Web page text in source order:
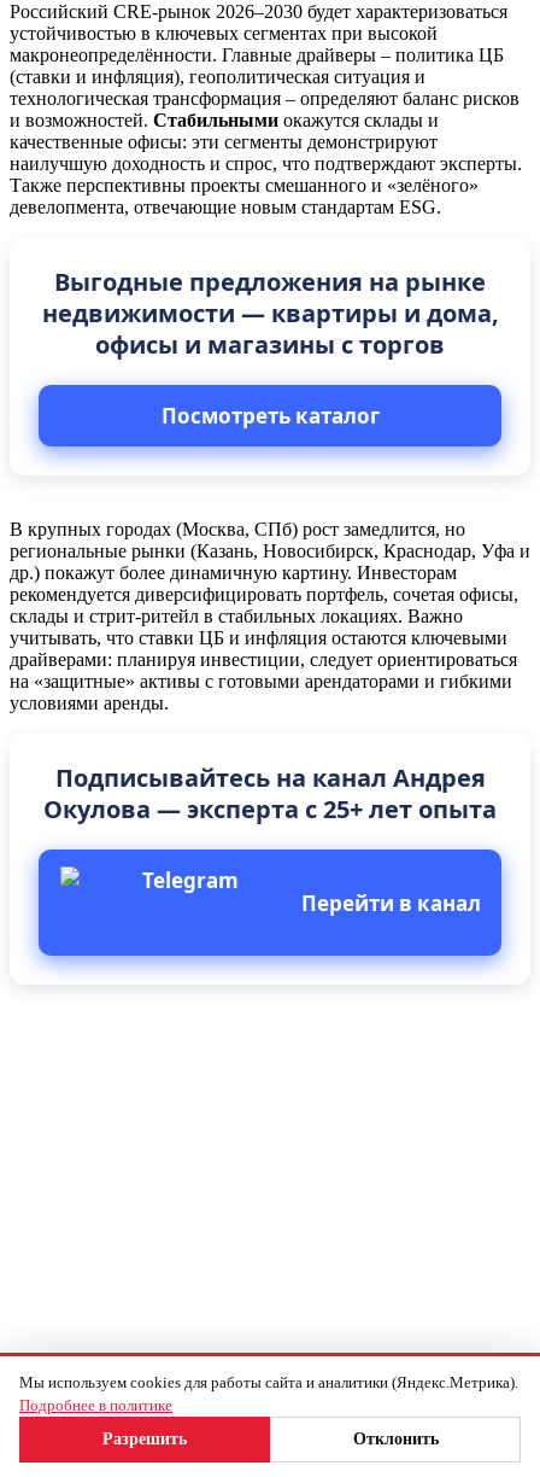
Российский CRE-рынок 2026–2030 будет характеризоваться
устойчивостью в ключевых сегментах при высокой
макронеопределённости. Главные драйверы – политика ЦБ
(ставки и инфляция), геополитическая ситуация и
технологическая трансформация – определяют баланс рисков
и возможностей. Стабильными окажутся склады и
качественные офисы: эти сегменты демонстрируют
наилучшую доходность и спрос, что подтверждают эксперты.
Также перспективны проекты смешанного и «зелёного»
девелопмента, отвечающие новым стандартам ESG.
Выгодные предложения на рынке
недвижимости — квартиры и дома,
офисы и магазины с торгов
Посмотреть каталог
В крупных городах (Москва, СПб) рост замедлится, но
региональные рынки (Казань, Новосибирск, Краснодар, Уфа и
др.) покажут более динамичную картину. Инвесторам
рекомендуется диверсифицировать портфель, сочетая офисы,
склады и стрит-ритейл в стабильных локациях. Важно
учитывать, что ставки ЦБ и инфляция остаются ключевыми
драйверами: планируя инвестиции, следует ориентироваться
на «защитные» активы с готовыми арендаторами и гибкими
условиями аренды.
Подписывайтесь на канал Андрея
Окулова — эксперта с 25+ лет опыта
Перейти в канал
Читатели спрашивают — эксперты
отвечают
Задать вопрос
Мы используем cookies для работы сайта и аналитики (Яндекс.Метрика).
Подробнее в политике
Разрешить
Отклонить